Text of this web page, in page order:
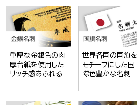
重厚な金銀色の肉
厚台紙を使用した
リッチ感あふれる
世界各国の国旗を
モチーフにした国
際色豊かな名刺